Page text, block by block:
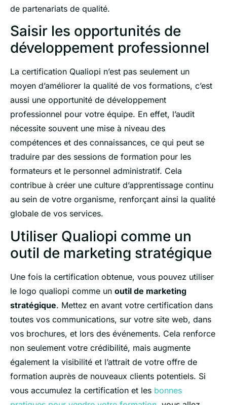
de partenariats de qualité.
Saisir les opportunités de
développement professionnel
La certification Qualiopi n’est pas seulement un
moyen d’améliorer la qualité de vos formations, c’est
aussi une opportunité de développement
professionnel pour votre équipe. En effet, l’audit
nécessite souvent une mise à niveau des
compétences et des connaissances, ce qui peut se
traduire par des sessions de formation pour les
formateurs et le personnel administratif. Cela
contribue à créer une culture d’apprentissage continu
au sein de votre organisme, renforçant ainsi la qualité
globale de vos services.
Utiliser Qualiopi comme un
outil de marketing stratégique
Une fois la certification obtenue, vous pouvez utiliser
le logo qualiopi comme un outil de marketing
stratégique. Mettez en avant votre certification dans
toutes vos communications, sur votre site web, dans
vos brochures, et lors des événements. Cela renforce
non seulement votre crédibilité, mais augmente
également la visibilité et l’attrait de votre offre de
formation auprès de nouveaux clients potentiels. Si
vous accumulez la certification et les bonnes